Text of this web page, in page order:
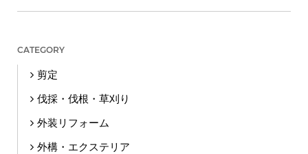
CATEGORY
剪定
伐採・伐根・草刈り
外装リフォーム
外構・エクステリア